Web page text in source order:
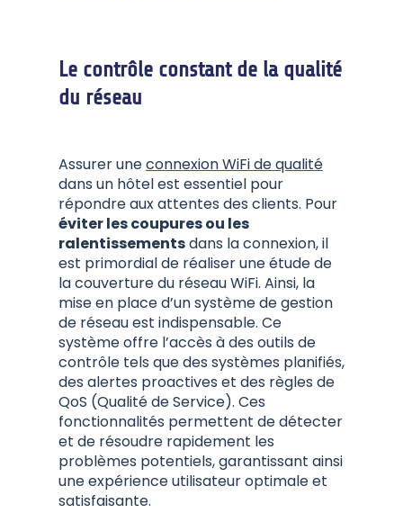
Le contrôle constant de la qualité
du réseau
Assurer uneconnexion WiFi de qualité
dans un hôtel est essentiel pour
répondre aux attentes des clients. Pour
éviter les coupures ou les
ralentissementsdans la connexion, il
est primordial de réaliser une étude de
la couverture du réseau WiFi. Ainsi, la
mise en place d’un système de gestion
de réseau est indispensable. Ce
système offre l’accès à des outils de
contrôle tels que des systèmes planifiés,
des alertes proactives et des règles de
QoS (Qualité de Service). Ces
fonctionnalités permettent de détecter
et de résoudre rapidement les
problèmes potentiels, garantissant ainsi
une expérience utilisateur optimale et
satisfaisante.